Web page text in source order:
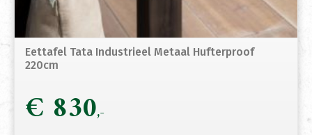
Eettafel Tata Industrieel Metaal Hufterproof
220cm
€ 830